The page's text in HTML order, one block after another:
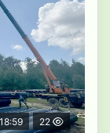
22